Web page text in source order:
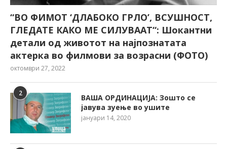
“ВО ФИМОТ ‘ДЛАБОКО ГРЛО’, ВСУШНОСТ,
ГЛЕДАТЕ КАКО МЕ СИЛУВААТ“: Шокантни
детали од животот на најпознатата
актерка во филмови за возрасни (ФОТО)
октомври 27, 2022
2
ВАША ОРДИНАЦИЈА: Зошто се
јавува зуење во ушите
јануари 14, 2020